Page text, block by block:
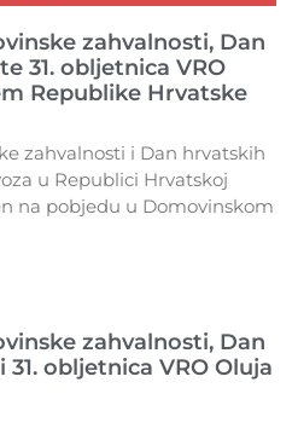
zahvalnosti, Dan
31. obljetnica VRO
Republike Hrvatske
zahvalnosti i Dan hrvatskih
u Republici Hrvatskoj
na pobjedu u Domovinskom
zahvalnosti, Dan
obljetnica VRO Oluja